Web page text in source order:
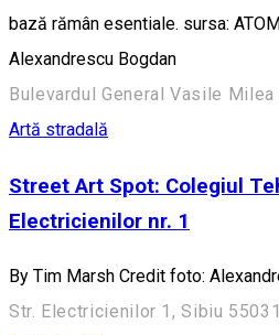
bază rămân esentiale. sursa:
Alexandrescu Bogdan
Artă stradală
Street Art Spot: Colegiul
Electricienilor nr. 1
By Tim Marsh Credit foto:
Str. Electricienilor 1, Sibiu